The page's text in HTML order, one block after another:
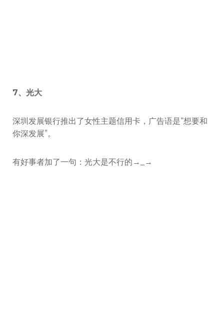
7、光大
深圳发展银行推出了女性主题信用卡，广告语是“想要和
你深发展”。
有好事者加了一句：光大是不行的→_→